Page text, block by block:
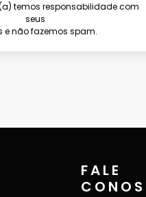
temos responsabilidade com
seus
e não fazemos spam.
FALE